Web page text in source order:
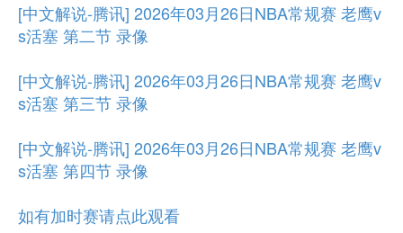
[中文解说-腾讯] 2026年03月26日NBA常规赛 老鹰v
s活塞 第二节 录像
[中文解说-腾讯] 2026年03月26日NBA常规赛 老鹰v
s活塞 第三节 录像
[中文解说-腾讯] 2026年03月26日NBA常规赛 老鹰v
s活塞 第四节 录像
如有加时赛请点此观看